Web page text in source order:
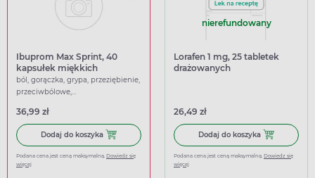
Ibuprom Max Sprint, 40
kapsułek miękkich
ból, gorączka, grypa, przeziębienie,
przeciwbólowe,
36,99 zł
Dodaj do koszyka Dodaj do koszyka Ibuprom Max Sprint, 40 kapsułek
Podana cena jest ceną maksymalną. Dowiedz się
więcej
nierefundowany
Lorafen 1 mg, 25 tabletek
drażowanych
26,49 zł
Dodaj do koszyka Dodaj do
Podana cena jest ceną maksymalną. Dowiedz się
więcej